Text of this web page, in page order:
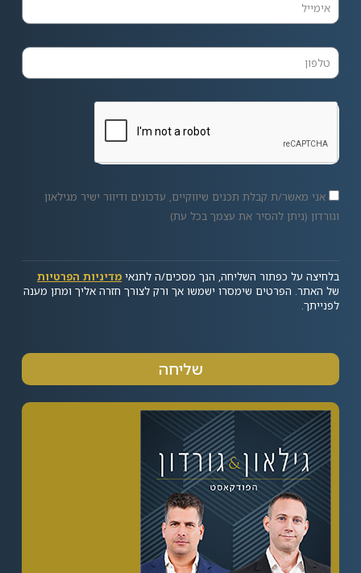
אני מאשר/ת קבלת תכנים שיווקיים, עדכונים ודיוור ישיר מגילאון
וגורדון (ניתן להסיר את עצמך בכל עת)
בלחיצה על כפתור השליחה, הנך מסכים/ה לתנאי מדיניות הפרטיות
של האתר. הפרטים שימסרו ישמשו אך ורק לצורך חזרה אליך ומתן מענה
לפנייתך.
שליחה